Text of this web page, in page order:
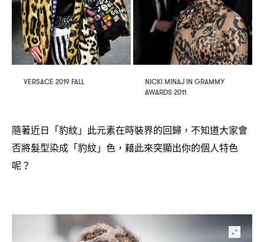
VERSACE 2019 FALL
NICKI MINAJ IN GRAMMY
AWARDS 2011
隨著近日「豹紋」此元素在時裝界的回歸 ， 不知道大家會
否將髮型染成「豹紋」色 ， 藉此來突顯出你的個人特色
呢？